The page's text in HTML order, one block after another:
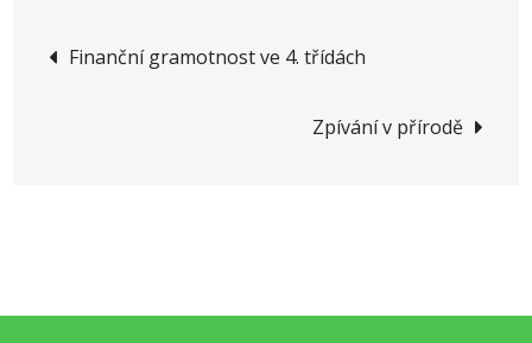
Navigace
Finanční gramotnost ve 4. třídách
Zpívání v přírodě